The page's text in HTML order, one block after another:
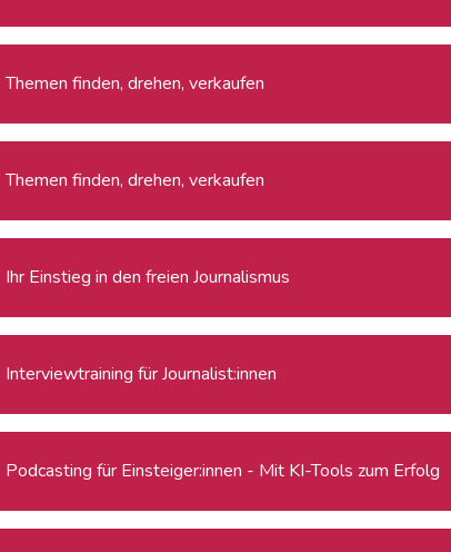
Themen finden, drehen, verkaufen
Themen finden, drehen, verkaufen
Ihr Einstieg in den freien Journalismus
Interviewtraining für Journalist:innen
Podcasting für Einsteiger:innen - Mit KI-Tools zum Erfolg